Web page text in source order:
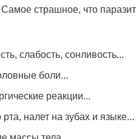
страшное, что
слабость, сонливость...
боли...
реакции...
рта, налет на зубах и языке...